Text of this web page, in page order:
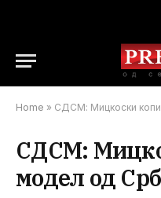
Home » СДСМ: Мицкоски
СДСМ:
модел од